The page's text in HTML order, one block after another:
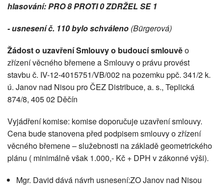
hlasování: PRO 8 PROTI 0 ZDRŽEL SE 1
- usnesení č. 110 bylo schváleno (Bürgerová)
Žádost o uzavření Smlouvy o budoucí smlouvěo
zřízení věcného břemene a Smlouvy o právu provést
stavbu č. IV-12-4015751/VB/002 na pozemku ppč. 341/2 k.
ú. Janov nad Nisou pro ČEZ Distribuce, a. s., Teplická
874/8, 405 02 Děčín
Vyjádření komise: komise doporučuje uzavření smlouvy.
Cena bude stanovena před podpisem smlouvy o zřízení
věcného břemene – služebnosti na základě geometrického
plánu ( minimálně však 1.000,- Kč + DPH v zákonné výši).
Mgr. David dává návrh usnesení:ZO Janov nad Nisou